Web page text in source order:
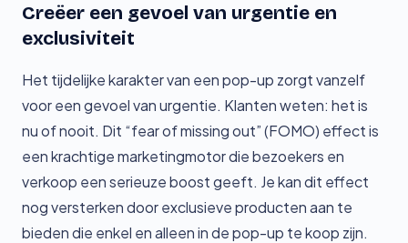
Creëer een gevoel van urgentie en
exclusiviteit
Het tijdelijke karakter van een pop-up zorgt vanzelf
voor een gevoel van urgentie. Klanten weten: het is
nu of nooit. Dit “fear of missing out” (FOMO) effect is
een krachtige marketingmotor die bezoekers en
verkoop een serieuze boost geeft. Je kan dit effect
nog versterken door exclusieve producten aan te
bieden die enkel en alleen in de pop-up te koop zijn.